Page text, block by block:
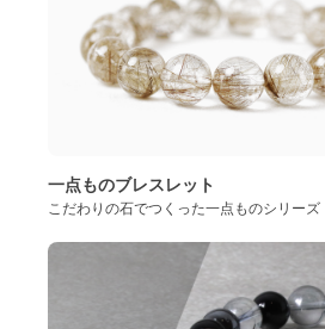
一点ものブレスレット
こだわりの石でつくった一点ものシリーズ